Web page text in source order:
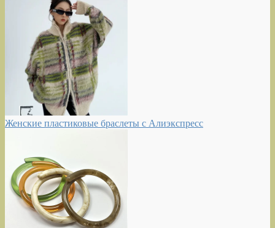
Женские пластиковые браслеты с Алиэкспресс